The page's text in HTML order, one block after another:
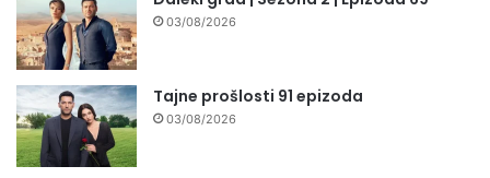
03/08/2026
Tajne prošlosti 91 epizoda
03/08/2026